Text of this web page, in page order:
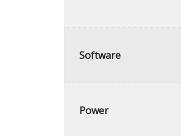
Software
Power